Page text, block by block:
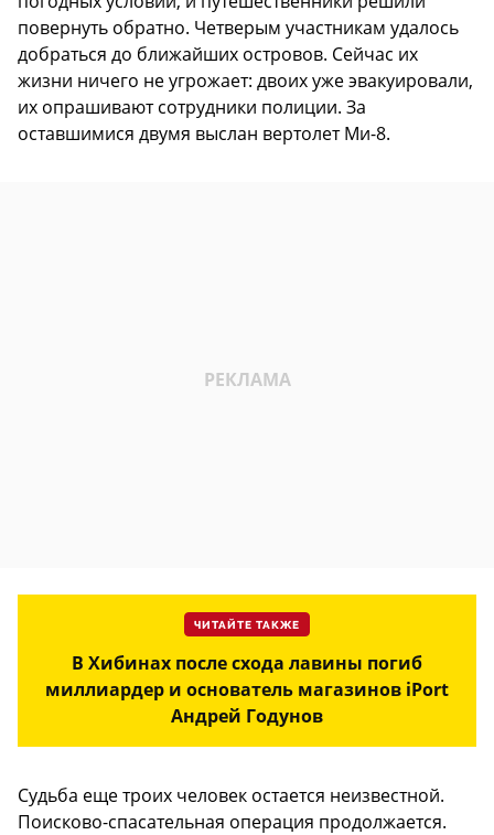
повернуть обратно. Четверым участникам удалось
добраться до ближайших островов. Сейчас их
жизни ничего не угрожает: двоих уже эвакуировали,
их опрашивают сотрудники полиции. За
оставшимися двумя выслан вертолет Ми-8.
ЧИТАЙТЕ ТАКЖЕ
В Хибинах после схода лавины погиб
миллиардер и основатель магазинов iPort
Андрей Годунов
Судьба еще троих человек остается неизвестной.
Поисково-спасательная операция продолжается.